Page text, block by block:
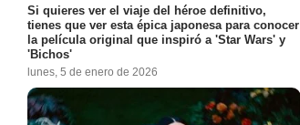
Si quieres ver el viaje del héroe definitivo,
tienes que ver esta épica japonesa para conocer
la película original que inspiró a 'Star Wars' y
'Bichos'
lunes, 5 de enero de 2026